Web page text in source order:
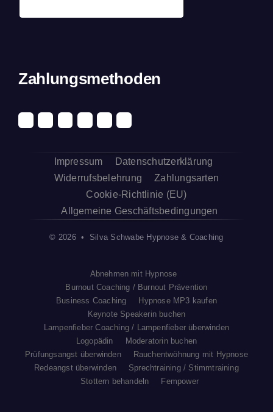
Zahlungsmethoden
Impressum
Datenschutzerklärung
Widerrufsbelehrung
Zahlungsarten
Cookie-Richtlinie (EU)
Allgemeine Geschäftsbedingungen
© 2026 • Silva Schwabe Hypnose & Coaching
Abnehmen mit Hypnose
Burnout Coaching / Burnout Prävention
Business Coaching
Hypnose MP3 kaufen
Keynote Speakerin buchen
Lampenfieber Coaching / Lampenfieber überwinden
Logopädin
Moderatorin buchen
Prüfungsangst überwinden
Rauchentwöhnung mit Hypnose
Redeangst überwinden
Sprechtraining / Stimmtraining
Stottern behandeln
Fempower